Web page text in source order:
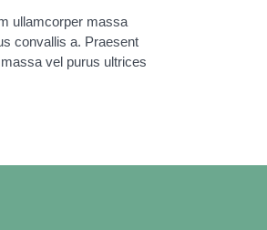
ullamcorper massa
convallis a. Praesent
vel purus ultrices